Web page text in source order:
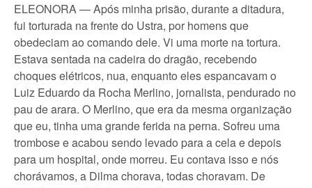
ELEONORA — Após minha prisão, durante a ditadura,
fui torturada na frente do Ustra, por homens que
obedeciam ao comando dele. Vi uma morte na tortura.
Estava sentada na cadeira do dragão, recebendo
choques elétricos, nua, enquanto eles espancavam o
Luiz Eduardo da Rocha Merlino, jornalista, pendurado no
pau de arara. O Merlino, que era da mesma organização
que eu, tinha uma grande ferida na perna. Sofreu uma
trombose e acabou sendo levado para a cela e depois
para um hospital, onde morreu. Eu contava isso e nós
chorávamos, a Dilma chorava, todas choravam. De